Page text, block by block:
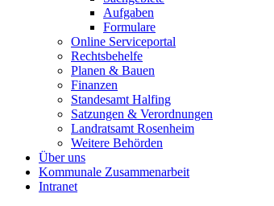
Aufgaben
Formulare
Online Serviceportal
Rechtsbehelfe
Planen & Bauen
Finanzen
Standesamt Halfing
Satzungen & Verordnungen
Landratsamt Rosenheim
Weitere Behörden
Über uns
Kommunale Zusammenarbeit
Intranet